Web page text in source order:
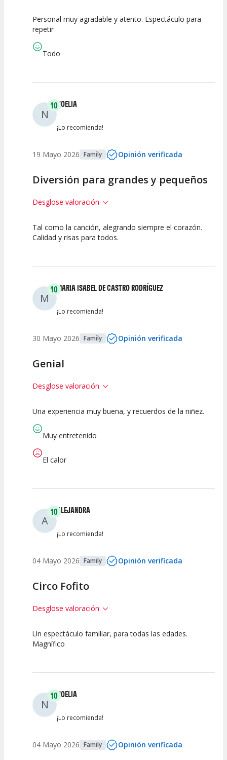
10
Espectáculo
10 10
Personal muy agradable y atento. Espectáculo para
repetir
Todo
N
10NOELIA
¡Lo recomienda!
19 Mayo 2026 Family Opinión verificada
Diversión para grandes y pequeños
Desglose valoración
10 10 10
Tal como la canción, alegrando siempre el corazón.
Calidad y risas para todos.
M
10MARIA ISABEL DE CASTRO RODRÍGUEZ
¡Lo recomienda!
30 Mayo 2026 Family Opinión verificada
Genial
Desglose valoración
10
Calidad del
Espectáculo
10
Puesta en
Escena
10
Una experiencia muy buena, y recuerdos de la niñez.
Muy entretenido
El calor
A
10ALEJANDRA
¡Lo recomienda!
04 Mayo 2026 Family Opinión verificada
Circo Fofito
Desglose valoración
10 10 10
Un espectáculo familiar, para todas las edades.
Magnífico
N
10NOELIA
¡Lo recomienda!
04 Mayo 2026 Family Opinión verificada